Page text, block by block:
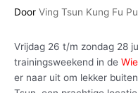
Door Ving Tsun Kung Fu
Vrijdag 26 t/m zondag 28
trainingsweekend in de
er naar uit om lekker